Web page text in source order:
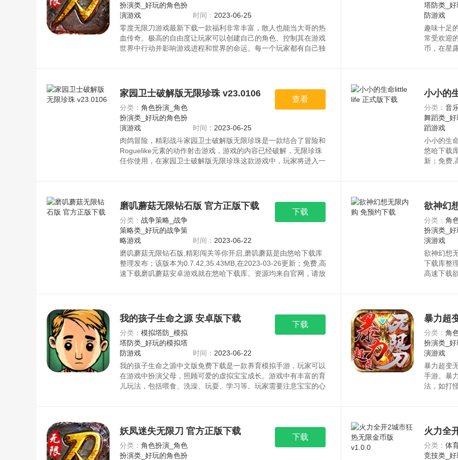
扮演类_好玩的角色扮
演游戏
时间： 2023-06-25
零度无限刀游戏最新下载一款福利非常丰富，散人也能当大哥的热
血传奇。极高的自由度让玩家可以创建自己的角色、控制其在游戏
世界中行动并影响游戏进程和世界的命运。每一个玩家都有自己独
塔防类_
防游戏
趣味十足
常受欢迎
币，在星
家园卫士破解版无限珍珠 v23.0106
分类： 角色扮演_角色
扮演类_好玩的角色扮
演游戏
时间： 2023-06-25
肉鸽冒险，精彩战斗家园卫士破解版无限珍珠是一款结合了冒险和
Roguelike元素的动作射击游戏，游戏的内容已经破解，无限珍珠
任你使用，在家园卫士破解版无限珍珠这款游戏中，玩家将进入一
查看
小小的
分类： 音
舞蹈类_
蹈游戏
小小的生
悠哈下载
新；免费,
磨叽蘑菇无限钻石版 官方正版下载
分类： 战争策略_战争
策略类_好玩的战争策
略游戏
时间： 2023-06-22
磨叽蘑菇无限钻石版,精彩闯关等你开启,磨叽蘑菇是由悠哈下载库
整理发布；该版本为0.7.42,35.43MB,在2023-03-26更新；免费,高
速下载磨叽蘑菇安卓游戏就在悠哈下载库。资源均来自官网，请放
下载
欲神幻
分类： 角
扮演类_
演游戏
欲神幻想
下载库整
高速下载
我的孩子生命之源 安卓版下载
分类： 模拟塔防_模拟
塔防类_好玩的模拟塔
防游戏
时间： 2023-06-22
我的孩子生命之源中文版免费下载是一款养育模拟手游，玩家可以
在游戏中扮演父母，照顾可爱的虚拟宝宝成长。游戏中有丰富的育
儿玩法，包括喂食、洗澡、玩耍、学习等。玩家需要注意宝宝的心
下载
暴力超
分类： 角
扮演类_
演游戏
暴力超变
手游。暴
法，如打
妖凤迷失无限刀 官方正版下载
分类： 角色扮演_角色
扮演类_好玩的角色扮
下载
火力全
分类： 体
竞技类_